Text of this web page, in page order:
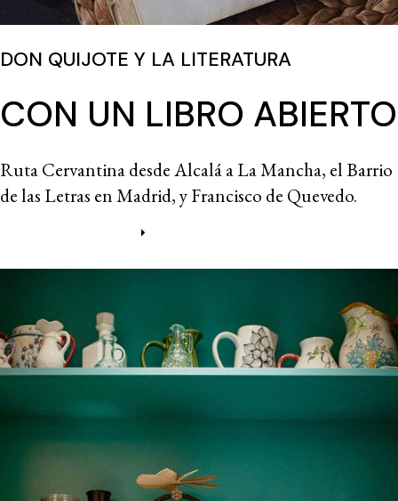
DON QUIJOTE Y LA LITERATURA
CON UN LIBRO ABIERTO
Ruta Cervantina desde Alcalá a La Mancha, el Barrio
de las Letras en Madrid, y Francisco de Quevedo.